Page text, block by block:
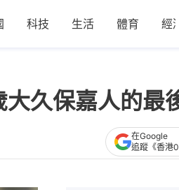
科技 生活 體育 經濟
久保嘉人的最
在Google
追蹤《香港